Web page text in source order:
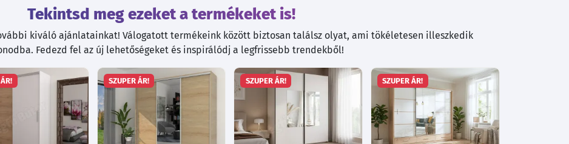
Tekintsd meg ezeket a termékeket is!
kiváló ajánlatainkat! Válogatott termékeink között biztosan találsz olyat, ami tökéletesen illeszkedik
Fedezd fel az új lehetőségeket és inspirálódj a legfrissebb trendekből!
SZUPER ÁR! SZUPER ÁR! SZUPER ÁR!